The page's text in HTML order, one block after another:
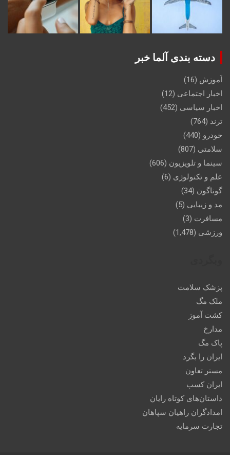
دسته بندی آلما خبر
آموزش (16)
اخبار اجتماعی (12)
اخبار سیاسی (452)
ترند (764)
خودرو (440)
سلامتی (807)
سینما و تلویزیون (606)
علم و تکنولوژی (6)
گوناگون (34)
مد و زیبایی (5)
مسافرت (3)
ورزشی (1,478)
پزشک سلامت
ملک مگ
کشت آموز
مدارخ
پاک مگ
ایران را بگرد
مستر تعاون
ایران کسب
داستان‌های کوتاه رایان
امدادگران راهیان سپاهان
تجارت سرمایه